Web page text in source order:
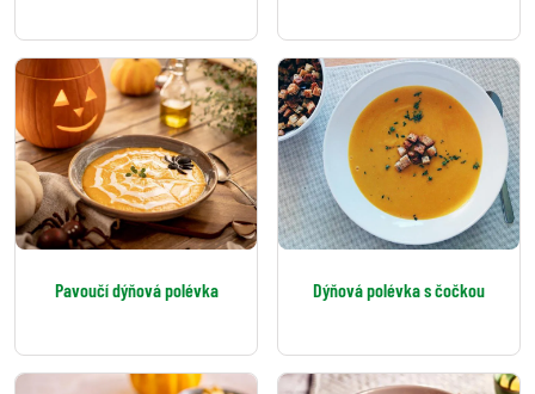
Pavoučí dýňová polévka Dýňová polévka s čočkou